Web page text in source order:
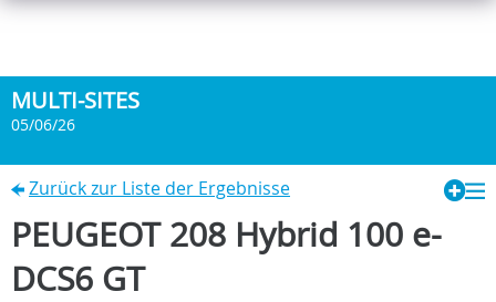
MULTI-SITES
05/06/26
Zurück zur Liste der Ergebnisse
PEUGEOT 208 Hybrid 100 e-
DCS6 GT